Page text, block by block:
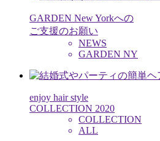
GARDEN New Yorkへの
ご支援のお願い
NEWS
GARDEN NY
enjoy hair style
COLLECTION 2020
COLLECTION
ALL